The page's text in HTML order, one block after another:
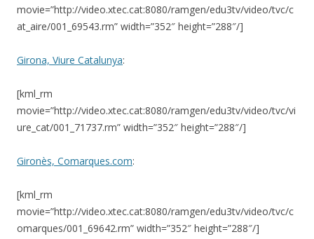
movie=”http://video.xtec.cat:8080/ramgen/edu3tv/video/tvc/c
at_aire/001_69543.rm” width=”352″ height=”288″/]
Girona, Viure Catalunya:
[kml_rm
movie=”http://video.xtec.cat:8080/ramgen/edu3tv/video/tvc/vi
ure_cat/001_71737.rm” width=”352″ height=”288″/]
Gironès, Comarques.com:
[kml_rm
movie=”http://video.xtec.cat:8080/ramgen/edu3tv/video/tvc/c
omarques/001_69642.rm” width=”352″ height=”288″/]